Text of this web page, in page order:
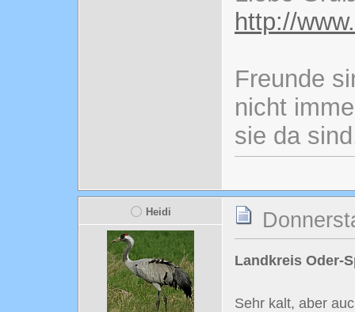
http://
Freunde
nicht
sie da
Heidi
Landkreis Oder-
Sehr kalt, aber